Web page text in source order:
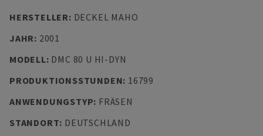
HERSTELLER: DECKEL MAHO
JAHR: 2001
MODELL: DMC 80 U HI-DYN
PRODUKTIONSSTUNDEN: 16799
ANWENDUNGSTYP: FRÄSEN
STANDORT: DEUTSCHLAND